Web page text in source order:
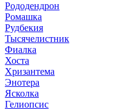
Рододендрон
Ромашка
Рудбекия
Тысячелистник
Фиалка
Хоста
Хризантема
Энотера
Ясколка
Гелиопсис